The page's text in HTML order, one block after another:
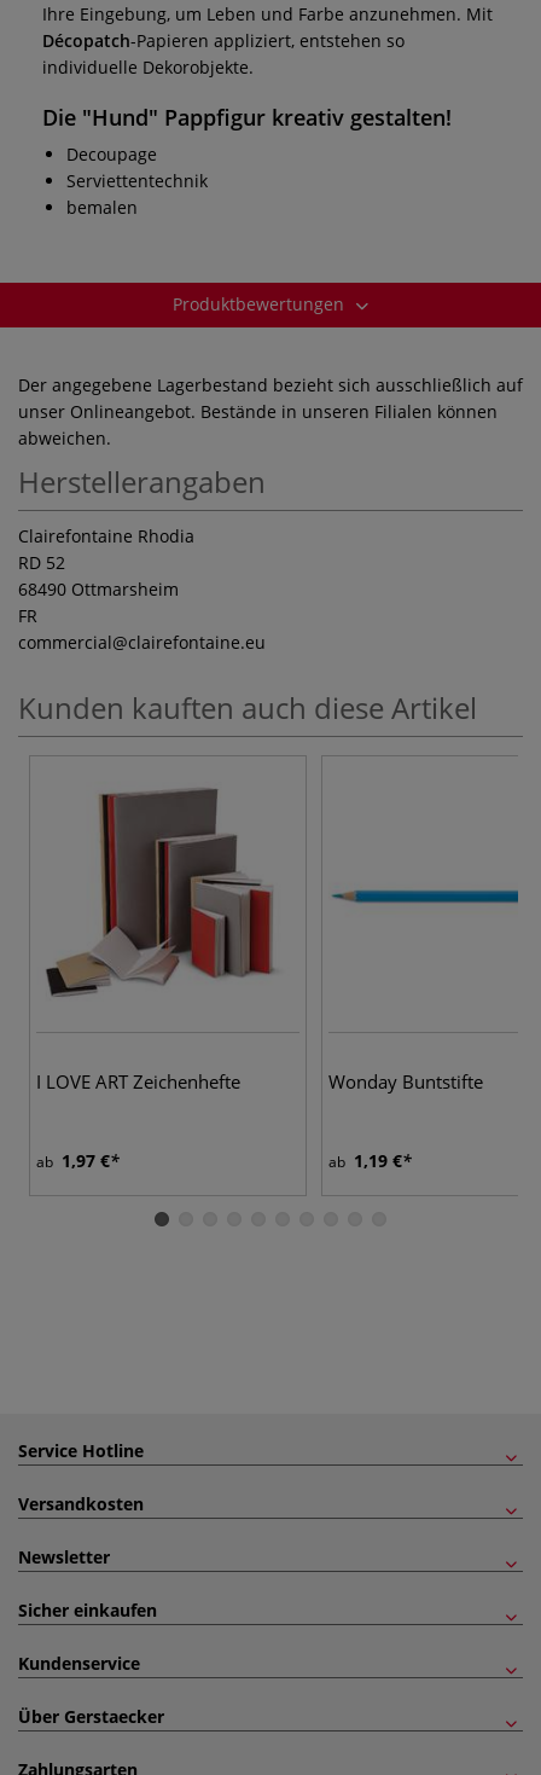
Ihre Eingebung, um Leben und Farbe anzunehmen. Mit
Décopatch-Papieren appliziert, entstehen so
individuelle Dekorobjekte.
Die "Hund" Pappfigur kreativ gestalten!
Decoupage
Serviettentechnik
bemalen
Produktbewertungen
Der angegebene Lagerbestand bezieht sich ausschließlich auf
unser Onlineangebot. Bestände in unseren Filialen können
abweichen.
Herstellerangaben
Clairefontaine Rhodia
RD 52
68490 Ottmarsheim
FR
commercial@clairefontaine.eu
Kunden kauften auch diese Artikel
I LOVE ART Zeichenhefte
ab 1,97 €
Wonday Buntstifte
ab 1,19 €
Service Hotline
Versandkosten
Newsletter
Sicher einkaufen
Kundenservice
Über Gerstaecker
Zahlungsarten